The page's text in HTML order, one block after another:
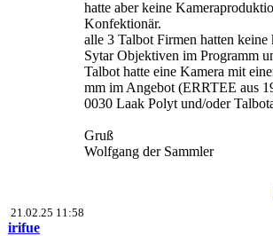
hatte aber keine
Konfektionär.
alle 3 Talbot Firmen hatten
Sytar Objektiven im Programm
Talbot hatte eine Kamera mit
mm im Angebot (ERRTEE aus
0030 Laak Polyt und/oder
Gruß
Wolfgang der Sammler
21.02.25 11:58
irifue